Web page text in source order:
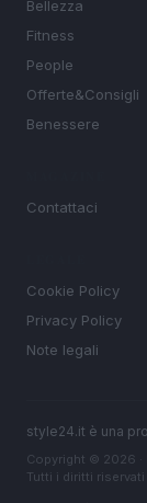
Bellezza
Fitness
People
Offerte&Consigli
Benessere
Contattaci
Cookie Policy
Privacy Policy
Note legali
style24.it è una
Copyright © 2026 ·
Tutti i diritti riservati